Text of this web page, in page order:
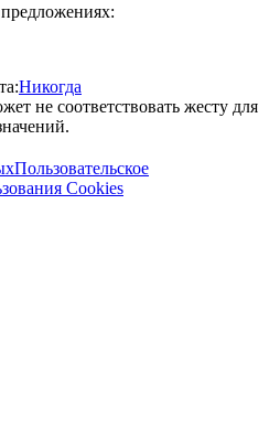
Никогда
не соответствовать жесту для
Пользовательское
Cookies